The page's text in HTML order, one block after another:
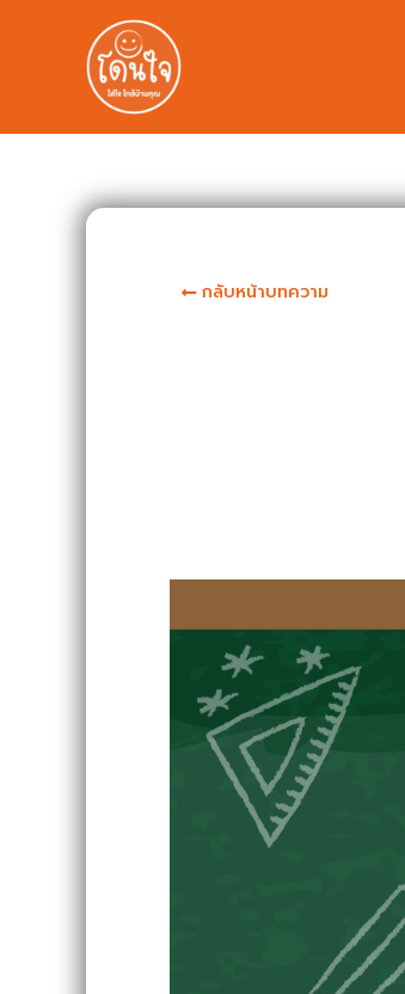
กลับหน้าบทความ